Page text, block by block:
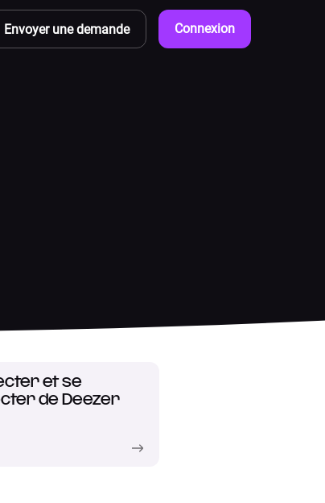
Envoyer une demande Connexion
et se
de Deezer